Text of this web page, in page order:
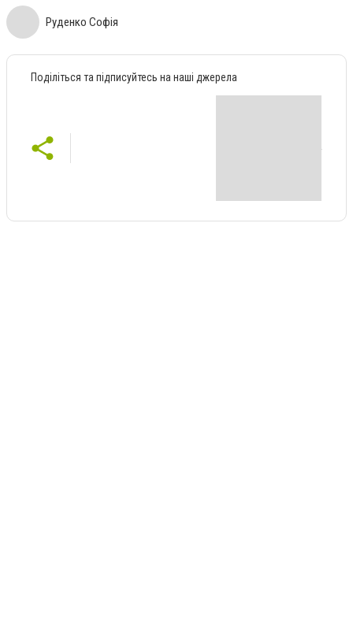
Руденко Софія
Поділіться та підписуйтесь на наші джерела